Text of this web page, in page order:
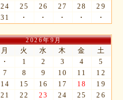
24 25 26 27 28
29
31 ・ ・ ・ ・ ・
2026年9月
月 火 水 木 金
土
・ 1 2 3 4
5
7 8 9 10 11
12
14 15 16 17 18
19
21 22 23 24 25
26